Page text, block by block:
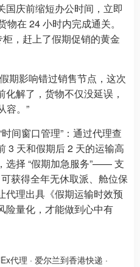
国庆前缩短办公时间，立即
物在 24 小时内完成通关。
，赶上了假期促销的黄金
期影响错过销售节点，这次
解了，货物不仅没延误，
容。”
间窗口管理”：通过代理查
3 天和假期后 2 天的运输高
选择 “假期加急服务”—— 支
获得全年无休取派、舱位保
代理出具《假期运输时效预
险量化，才能做到心中有
代理 · 爱尔兰到香港快递 ·